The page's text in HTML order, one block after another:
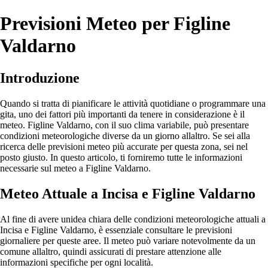
Previsioni Meteo per Figline
Valdarno
Introduzione
Quando si tratta di pianificare le attività quotidiane o programmare una
gita, uno dei fattori più importanti da tenere in considerazione è il
meteo. Figline Valdarno, con il suo clima variabile, può presentare
condizioni meteorologiche diverse da un giorno allaltro. Se sei alla
ricerca delle previsioni meteo più accurate per questa zona, sei nel
posto giusto. In questo articolo, ti forniremo tutte le informazioni
necessarie sul meteo a Figline Valdarno.
Meteo Attuale a Incisa e Figline Valdarno
Al fine di avere unidea chiara delle condizioni meteorologiche attuali a
Incisa e Figline Valdarno, è essenziale consultare le previsioni
giornaliere per queste aree. Il meteo può variare notevolmente da un
comune allaltro, quindi assicurati di prestare attenzione alle
informazioni specifiche per ogni località.